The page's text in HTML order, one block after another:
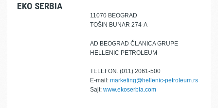
EKO SERBIA
11070 BEOGRAD
TOŠIN BUNAR 274-A
AD BEOGRAD ČLANICA GRUPE
HELLENIC PETROLEUM
TELEFON: (011) 2061-500
E-mail: marketing@hellenic-petroleum.rs
Sajt: www.ekoserbia.com